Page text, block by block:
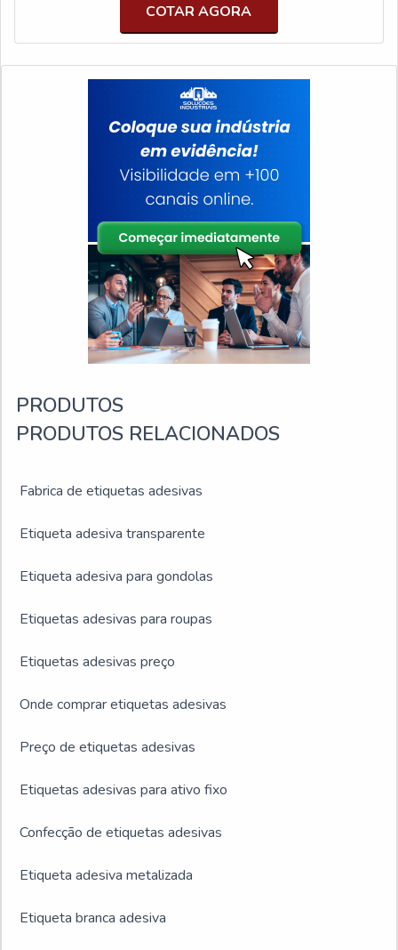
COTAR AGORA
PRODUTOS
PRODUTOS RELACIONADOS
Fabrica de etiquetas adesivas
Etiqueta adesiva transparente
Etiqueta adesiva para gondolas
Etiquetas adesivas para roupas
Etiquetas adesivas preço
Onde comprar etiquetas adesivas
Preço de etiquetas adesivas
Etiquetas adesivas para ativo fixo
Confecção de etiquetas adesivas
Etiqueta adesiva metalizada
Etiqueta branca adesiva